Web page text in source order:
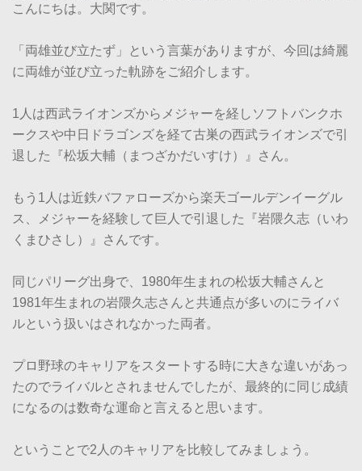
こんにちは。大関です。
「両雄並び立たず」という言葉がありますが、今回は綺麗
に両雄が並び立った軌跡をご紹介します。
1人は西武ライオンズからメジャーを経しソフトバンクホ
ークスや中日ドラゴンズを経て古巣の西武ライオンズで引
退した『松坂大輔（まつざかだいすけ）』さん。
もう1人は近鉄バファローズから楽天ゴールデンイーグル
ス、メジャーを経験して巨人で引退した『岩隈久志（いわ
くまひさし）』さんです。
同じパリーグ出身で、1980年生まれの松坂大輔さんと
1981年生まれの岩隈久志さんと共通点が多いのにライバ
ルという扱いはされなかった両者。
プロ野球のキャリアをスタートする時に大きな違いがあっ
たのでライバルとされませんでしたが、最終的に同じ成績
になるのは数奇な運命と言えると思います。
ということで2人のキャリアを比較してみましょう。